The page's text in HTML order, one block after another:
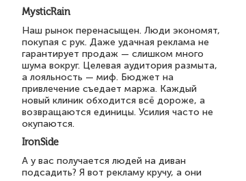
MysticRain
Наш рынок перенасыщен. Люди экономят,
покупая с рук. Даже удачная реклама не
гарантирует продаж — слишком много
шума вокруг. Целевая аудитория размыта,
а лояльность — миф. Бюджет на
привлечение съедает маржа. Каждый
новый клиник обходится всё дороже, а
возвращаются единицы. Усилия часто не
окупаются.
IronSide
А у вас получается людей на диван
подсадить? Я вот рекламу кручу, а они